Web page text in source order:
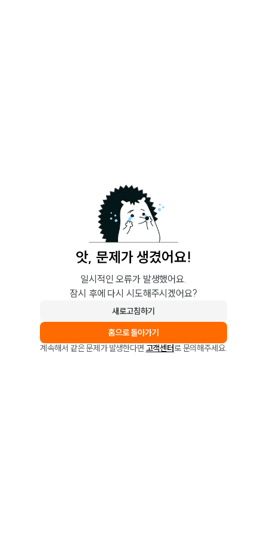
앗, 문제가 생겼어요!
일시적인 오류가 발생했어요.
잠시 후에 다시 시도해주시겠어요?
새로고침하기
홈으로 돌아가기
계속해서 같은 문제가 발생한다면 고객센터로 문의해주세요.